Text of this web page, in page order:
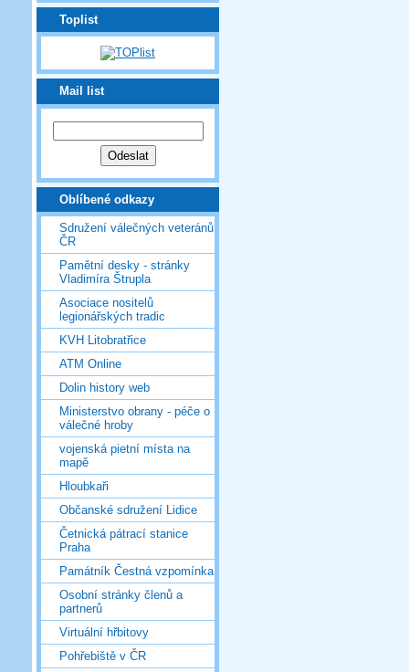
Toplist
Mail list
Oblíbené odkazy
Sdružení válečných veteránů
ČR
Pamětní desky - stránky
Vladimíra Štrupla
Asociace nositelů
legionářských tradic
KVH Litobratřice
ATM Online
Dolin history web
Ministerstvo obrany - péče o
válečné hroby
vojenská pietní místa na
mapě
Hloubkaři
Občanské sdružení Lidice
Četnická pátrací stanice
Praha
Památník Čestná vzpomínka
Osobní stránky členů a
partnerů
Virtuální hřbitovy
Pohřebiště v ČR